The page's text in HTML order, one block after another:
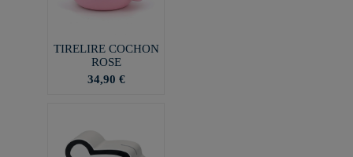
TIRELIRE COCHON
ROSE
34,90 €